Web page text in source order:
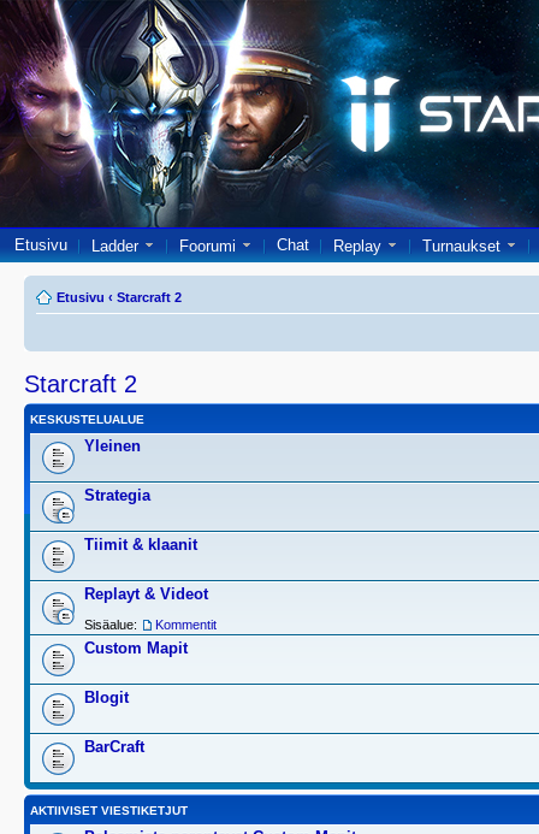
Etusivu Ladder Foorumi Chat Replay Turnaukset
Etusivu ‹ Starcraft 2
Starcraft 2
KESKUSTELUALUE
Yleinen
Strategia
Tiimit & klaanit
Replayt & Videot
Sisäalue: Kommentit
Custom Mapit
Blogit
BarCraft
AKTIIVISET VIESTIKETJUT